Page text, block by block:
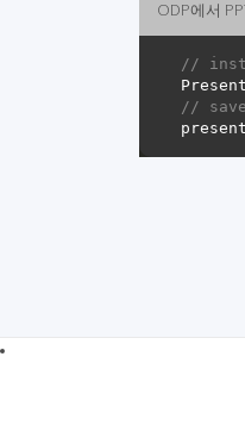
ODP에서
//
//